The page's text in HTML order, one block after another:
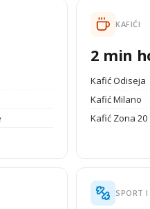
KAFIĆI
2 min
Kafić Odiseja
Kafić Milano
Kafić Zona 20
SPORT I